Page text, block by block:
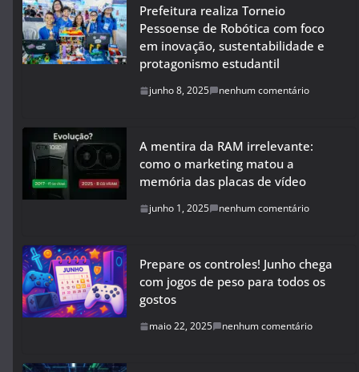
Prefeitura realiza Torneio
Pessoense de Robótica com foco
em inovação, sustentabilidade e
protagonismo estudantil
junho 8, 2025 nenhum comentário
A mentira da RAM irrelevante:
como o marketing matou a
memória das placas de vídeo
junho 1, 2025 nenhum comentário
Prepare os controles! Junho chega
com jogos de peso para todos os
gostos
maio 22, 2025 nenhum comentário